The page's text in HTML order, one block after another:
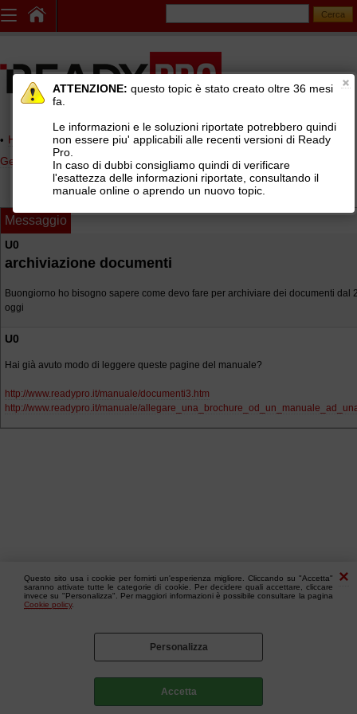
Questo sito usa i cookie per fornirti un'esperienza migliore. Cliccando su "Accetta"
saranno attivate tutte le categorie di cookie. Per decidere quali accettare, cliccare
invece su "Personalizza". Per maggiori informazioni è possibile consultare la pagina
Cookie policy.
Personalizza
Accetta
Home page> AREE DI SUPPORTO TECNICO GRATUITO>
Gestionale Ready Pro>Archiviazione documentale
Messaggio
U0
archiviazione documenti
Buongiorno ho bisogno sapere come devo fare per archiviare dei documenti dal
oggi
U0
Hai già avuto modo di leggere queste pagine del manuale?
http://www.readypro.it/manuale/documenti3.htm
http://www.readypro.it/manuale/
ATTENZIONE: questo topic è stato creato oltre 36 mesi
fa.
Le informazioni e le soluzioni riportate potrebbero quindi
non essere piu' applicabili alle recenti versioni di Ready
Pro.
In caso di dubbi consigliamo quindi di verificare
l'esattezza delle informazioni riportate, consultando il
manuale online o aprendo un nuovo topic.